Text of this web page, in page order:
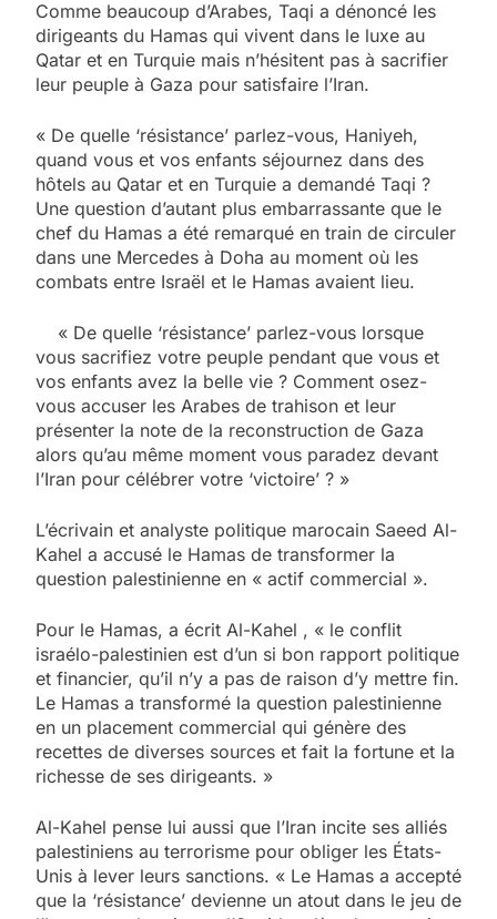
Comme beaucoup d’Arabes, Taqi a dénoncé les
dirigeants du Hamas qui vivent dans le luxe au
Qatar et en Turquie mais n’hésitent pas à sacrifier
leur peuple à Gaza pour satisfaire l’Iran.
« De quelle ‘résistance’ parlez-vous, Haniyeh,
quand vous et vos enfants séjournez dans des
hôtels au Qatar et en Turquie a demandé Taqi ?
Une question d’autant plus embarrassante que le
chef du Hamas a été remarqué en train de circuler
dans une Mercedes à Doha au moment où les
combats entre Israël et le Hamas avaient lieu.
« De quelle ‘résistance’ parlez-vous lorsque
vous sacrifiez votre peuple pendant que vous et
vos enfants avez la belle vie ? Comment osez-
vous accuser les Arabes de trahison et leur
présenter la note de la reconstruction de Gaza
alors qu’au même moment vous paradez devant
l’Iran pour célébrer votre ‘victoire’ ? »
L’écrivain et analyste politique marocain Saeed Al-
Kahel a accusé le Hamas de transformer la
question palestinienne en « actif commercial ».
Pour le Hamas, a écrit Al-Kahel , « le conflit
israélo-palestinien est d’un si bon rapport politique
et financier, qu’il n’y a pas de raison d’y mettre fin.
Le Hamas a transformé la question palestinienne
en un placement commercial qui génère des
recettes de diverses sources et fait la fortune et la
richesse de ses dirigeants. »
Al-Kahel pense lui aussi que l’Iran incite ses alliés
palestiniens au terrorisme pour obliger les États-
Unis à lever leurs sanctions. « Le Hamas a accepté
que la ‘résistance’ devienne un atout dans le jeu de